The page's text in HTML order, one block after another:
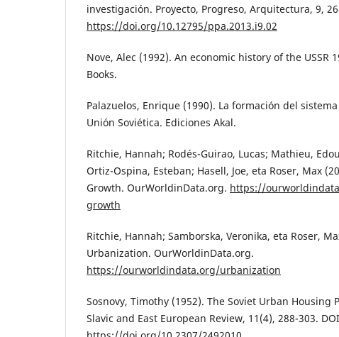
investigación. Proyecto, Progreso, Arquitectura, 9,
https://doi.org/10.12795/ppa.2013.i9.02
Nove, Alec (1992). An economic history of the USSR
Books.
Palazuelos, Enrique (1990). La formación del
Unión Soviética. Ediciones Akal.
Ritchie, Hannah; Rodés-Guirao, Lucas; Mathieu,
Ortiz-Ospina, Esteban; Hasell, Joe, eta Roser, Max
Growth. OurWorldinData.org. https://
growth
Ritchie, Hannah; Samborska, Veronika, eta Roser,
Urbanization. OurWorldinData.org.
https://ourworldindata.org/urbanization
Sosnovy, Timothy (1952). The Soviet Urban Housing
Slavic and East European Review, 11(4), 288-303.